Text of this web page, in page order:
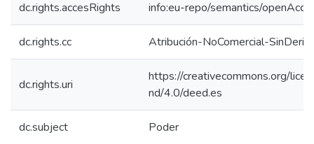
dc.rights.accesRights info:eu-repo/semantics/
dc.rights.cc Atribución-NoComercial-
dc.rights.uri
https://creativecommons.org/
nd/4.0/deed.es
dc.subject Poder